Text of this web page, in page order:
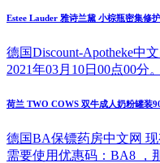
Estee Lauder 雅诗兰黛 小棕瓶密集修
德国Discount-Apotheke中
2021年03月10日00点00分
荷兰 TWO COWS 双牛成人奶粉罐装
德国BA保镖药房中文网
需要使用优惠码：BA8 ，